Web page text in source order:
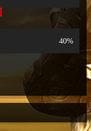
40%